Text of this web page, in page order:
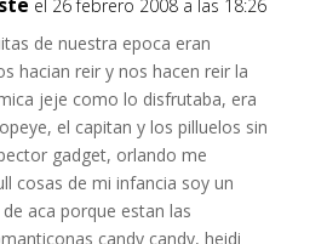
el 26 febrero 2008 a las 18:26
de nuestra epoca eran
hacian reir y nos hacen reir la
jeje como lo disfrutaba, era
el capitan y los pilluelos sin
gadget, orlando me
cosas de mi infancia soy un
aca porque estan las
candy candy, heidi